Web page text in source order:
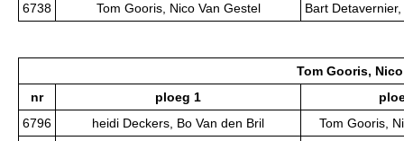
6738
Tom Gooris, Nico Van Gestel Bart
Tom Gooris,
nr
ploeg 1
6796
heidi Deckers, Bo Van den Bril
Tom Gooris,